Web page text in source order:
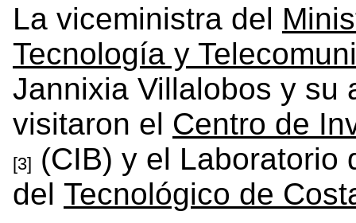
La viceministra del
Tecnología y
Jannixia Villalobos y su
visitaron el Centro de
[3] (CIB) y el Laboratorio
del Tecnológico de